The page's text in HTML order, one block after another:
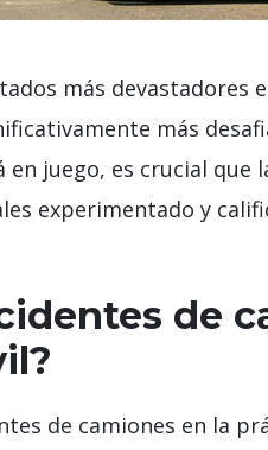
más devastadores
más
juego, es crucial que
experimentado y
de
de camiones en la